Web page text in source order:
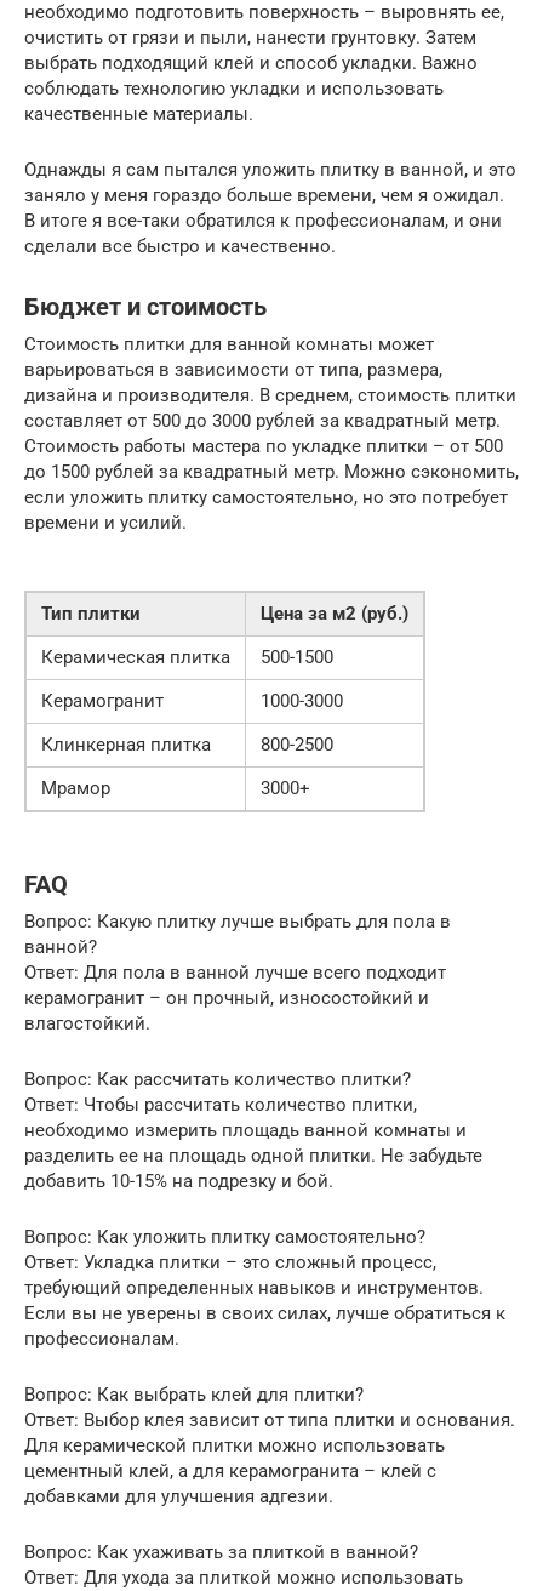
необходимо подготовить поверхность – выровнять ее,
очистить от грязи и пыли, нанести грунтовку. Затем
выбрать подходящий клей и способ укладки. Важно
соблюдать технологию укладки и использовать
качественные материалы.
Однажды я сам пытался уложить плитку в ванной, и это
заняло у меня гораздо больше времени, чем я ожидал.
В итоге я все-таки обратился к профессионалам, и они
сделали все быстро и качественно.
Бюджет и стоимость
Стоимость плитки для ванной комнаты может
варьироваться в зависимости от типа, размера,
дизайна и производителя. В среднем, стоимость плитки
составляет от 500 до 3000 рублей за квадратный метр.
Стоимость работы мастера по укладке плитки – от 500
до 1500 рублей за квадратный метр. Можно сэкономить,
если уложить плитку самостоятельно, но это потребует
времени и усилий.
Тип плитки
Цена за м2 (руб.)
Керамическая плитка
500-1500
Керамогранит
1000-3000
Клинкерная плитка
800-2500
Мрамор
3000+
FAQ
Вопрос: Какую плитку лучше выбрать для пола в
ванной?
Ответ: Для пола в ванной лучше всего подходит
керамогранит – он прочный, износостойкий и
влагостойкий.
Вопрос: Как рассчитать количество плитки?
Ответ: Чтобы рассчитать количество плитки,
необходимо измерить площадь ванной комнаты и
разделить ее на площадь одной плитки. Не забудьте
добавить 10-15% на подрезку и бой.
Вопрос: Как уложить плитку самостоятельно?
Ответ: Укладка плитки – это сложный процесс,
требующий определенных навыков и инструментов.
Если вы не уверены в своих силах, лучше обратиться к
профессионалам.
Вопрос: Как выбрать клей для плитки?
Ответ: Выбор клея зависит от типа плитки и основания.
Для керамической плитки можно использовать
цементный клей, а для керамогранита – клей с
добавками для улучшения адгезии.
Вопрос: Как ухаживать за плиткой в ванной?
Ответ: Для ухода за плиткой можно использовать